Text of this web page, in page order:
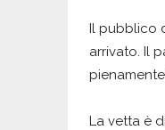
Il pubblico
arrivato. Il
La vetta è